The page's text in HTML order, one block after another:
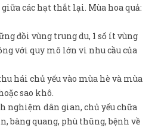
giữa các hạt thắt lại. Mùa hoa quả:
đồi vùng trung du, 1 số ít vùng
với quy mô lớn vì nhu cầu của
hái chủ yếu vào mùa hè và mùa
sao khô.
nghiệm dân gian, chủ yếu chữa
bàng quang, phù thũng, bệnh về